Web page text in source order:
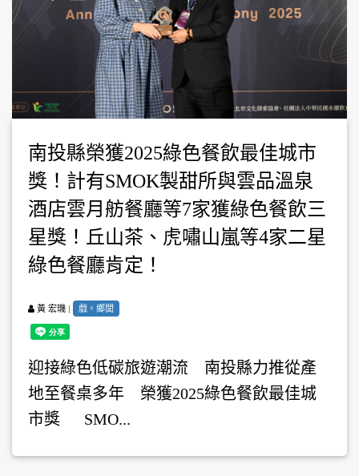
南投縣榮獲2025綠色餐飲最佳城市
獎！計有SMOK製甜所與雲品溫泉
酒店雲月舫餐廳等7家獲綠色餐飲三
星獎！丘山茶、虎嘯山嵐等4家二星
綠色餐廳肯定！
黃 宏璣 | 戲。鄉閭
迎接綠色低碳旅遊潮流 南投縣力推從產
地至餐桌多年 榮獲2025綠色餐飲最佳城
市獎 SMO...